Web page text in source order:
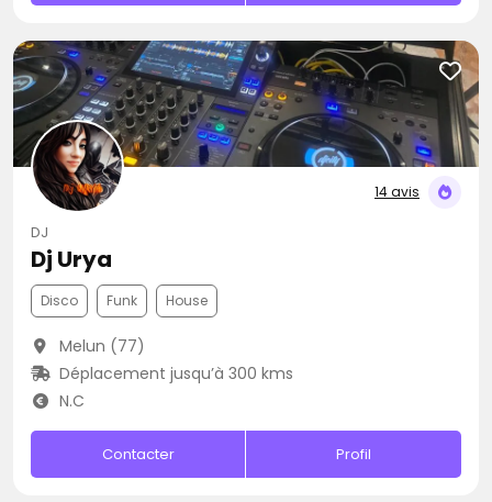
14 avis
DJ
Dj Urya
Disco Funk House
Melun (77)
Déplacement jusqu’à 300 kms
N.C
Contacter Profil